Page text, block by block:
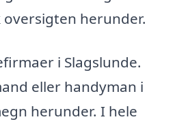
herunder.
i Slagslunde.
eller handyman i
herunder. I hele